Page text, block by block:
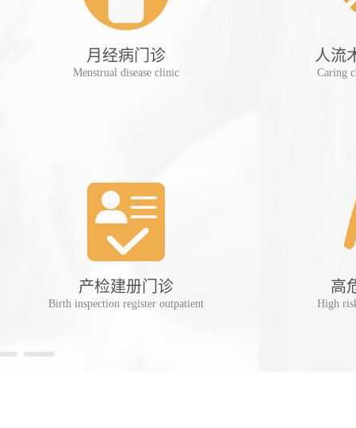
月经病门诊
Menstrual disease clinic
人流
Caring
产检建册门诊
Birth inspection register outpatient
高
High